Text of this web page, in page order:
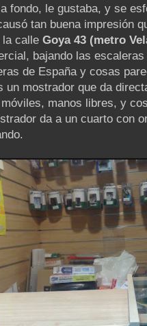
fondo, le gustaba, y se
tan buena impresión
la calle Goya 43 (metro
bajando las
de España y cosas
un mostrador que da
manos libres, y
da a un cuarto con